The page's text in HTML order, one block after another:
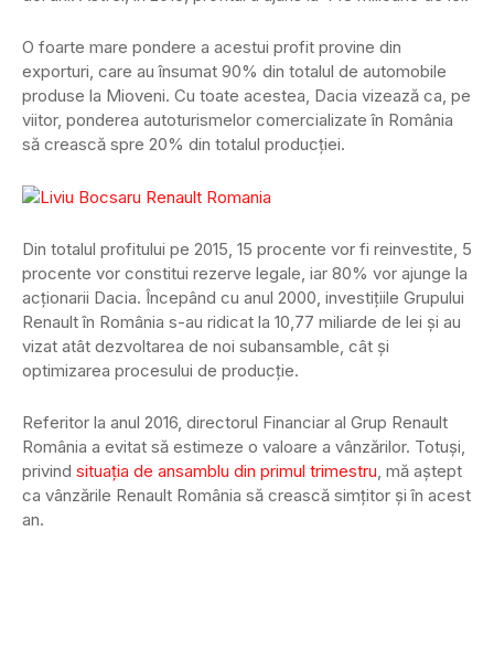
O foarte mare pondere a acestui profit provine din
exporturi, care au însumat 90% din totalul de automobile
produse la Mioveni. Cu toate acestea, Dacia vizează ca, pe
viitor, ponderea autoturismelor comercializate în România
să crească spre 20% din totalul producției.
Din totalul profitului pe 2015, 15 procente vor fi reinvestite, 5
procente vor constitui rezerve legale, iar 80% vor ajunge la
acționarii Dacia. Începând cu anul 2000, investițiile Grupului
Renault în România s-au ridicat la 10,77 miliarde de lei și au
vizat atât dezvoltarea de noi subansamble, cât și
optimizarea procesului de producție.
Referitor la anul 2016, directorul Financiar al Grup Renault
România a evitat să estimeze o valoare a vânzărilor. Totuși,
privind situația de ansamblu din primul trimestru, mă aștept
ca vânzările Renault România să crească simțitor și în acest
an.